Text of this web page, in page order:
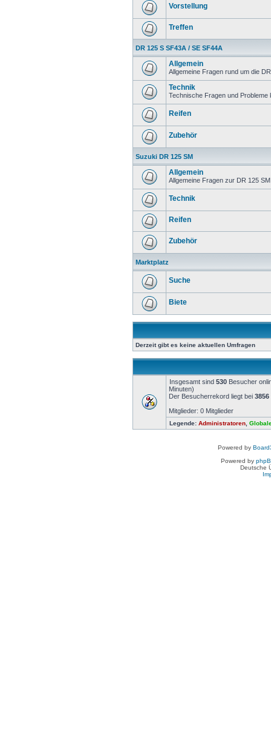
Vorstellung
Treffen
DR 125 S SF43A / SE SF44A
Allgemein
Allgemeine Fragen rund um die
Technik
Technische Fragen und Probleme
Reifen
Zubehör
Suzuki DR 125 SM
Allgemein
Allgemeine Fragen zur DR 125 SM
Technik
Reifen
Zubehör
Marktplatz
Suche
Biete
Derzeit gibt es keine aktuellen Umfragen
Insgesamt sind 530 Besucher
Minuten)
Der Besucherrekord liegt bei 3856
Mitglieder: 0 Mitglieder
Legende: Administratoren
Powered by
Powered by
Deutsche